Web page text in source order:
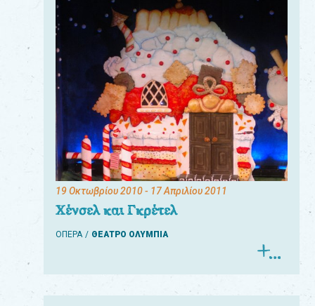
19 Οκτωβρίου 2010- 17 Απριλίου 2011
Χένσελ και Γκρέτελ
ΟΠΕΡΑ ΘΕΑΤΡΟ ΟΛΥΜΠΙΑ